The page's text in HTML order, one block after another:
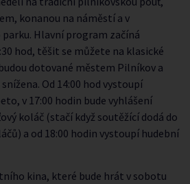
konanou na náměstí a v
Hlavní program začíná
hod, těšit se můžete na klasické
dotované městem Pilníkov a
Od 14:00 hod vystoupí
v 17:00 hodin bude vyhlášení
koláč (stačí když soutěžící dodá do
a od 18:00 hodin vystoupí hudební
kina, které bude hrát v sobotu